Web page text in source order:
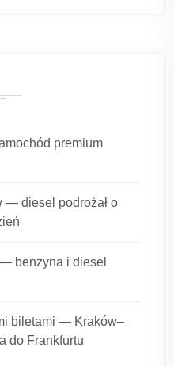
premium
— diesel podrożał o
benzyna i diesel
biletami — Kraków–
do Frankfurtu